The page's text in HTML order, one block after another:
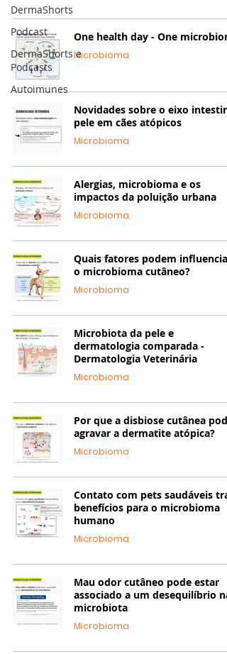
DermaShorts
Podcast
DermaShorts e
Podcasts
Autoimunes
One health day - One
Microbioma
Novidades sobre o eixo
pele em cães atópicos
Microbioma
Alergias, microbioma e os
impactos da poluição urbana
Microbioma
Quais fatores podem influenciar
o microbioma cutâneo?
Microbioma
Microbiota da pele e
dermatologia comparada -
Dermatologia Veterinária
Microbioma
Por que a disbiose cutânea pode
agravar a dermatite atópica?
Microbioma
Contato com pets saudáveis
benefícios para o microbioma
humano
Microbioma
Mau odor cutâneo pode estar
associado a um desequilíbrio na
microbiota
Microbioma